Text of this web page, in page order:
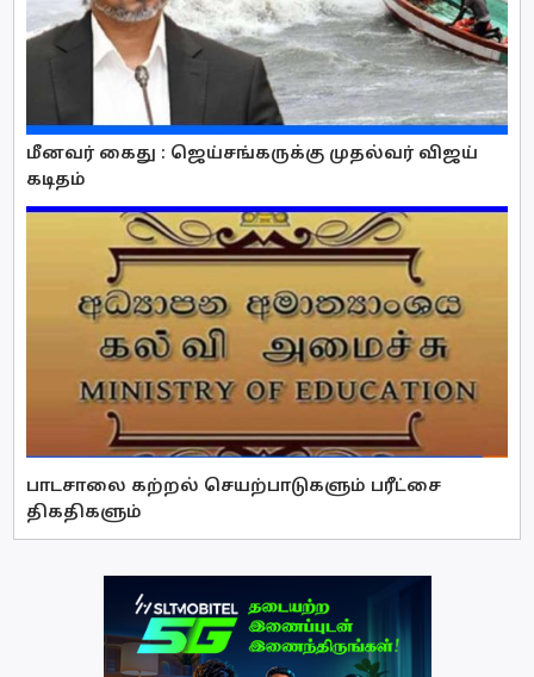
மீனவர் கைது : ஜெய்சங்கருக்கு முதல்வர் விஜய்
கடிதம்
பாடசாலை கற்றல் செயற்பாடுகளும் பரீட்சை
திகதிகளும்